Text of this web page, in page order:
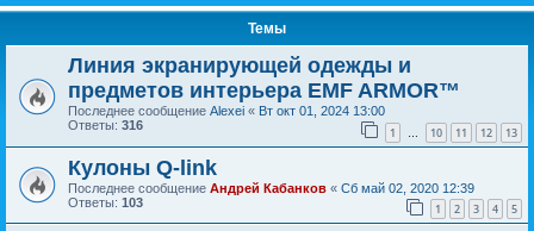
Темы
Линия экранирующей одежды и
предметов интерьера EMF ARMOR™
Последнее сообщение Alexei « Вт окт 01, 2024 13:00
Ответы: 316 1 … 10 11 12 13
Кулоны Q-link
Последнее сообщение Андрей Кабанков « Сб май 02, 2020 12:39
Ответы: 103 1 2 3 4 5